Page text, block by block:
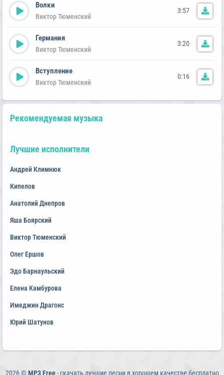
Волки
Виктор Тюменский
3:57
Германия
Виктор Тюменский
3:20
Вступление
Виктор Тюменский
0:16
Рекомендуемая музыка
Лучшие исполнители
Андрей Климнюк
Кипелов
Анатолий Днепров
Яша Боярский
Виктор Тюменский
Олег Ершов
Эдо Барнаульский
Елена Камбурова
Имеджин Драгонс
Юрий Шатунов
2026 ©MP3 Free- скачать лучшие песни в хорошем качестве бесплатно